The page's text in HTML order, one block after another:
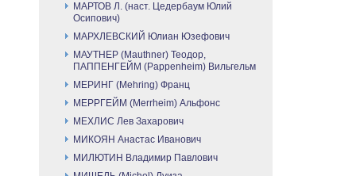
МАРТОВ Л. (наст. Цедербаум Юлий
Осипович)
МАРХЛЕВСКИЙ Юлиан Юзефович
МАУТНЕР (Mauthner) Теодор,
ПАППЕНГЕЙМ (Pappenheim) Вильгельм
МЕРИНГ (Mehring) Франц
МЕРРГЕЙМ (Merrheim) Альфонс
МЕХЛИС Лев Захарович
МИКОЯН Анастас Иванович
МИЛЮТИН Владимир Павлович